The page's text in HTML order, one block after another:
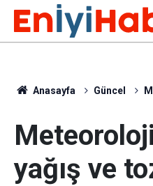
Anasayfa Güncel
yağış ve